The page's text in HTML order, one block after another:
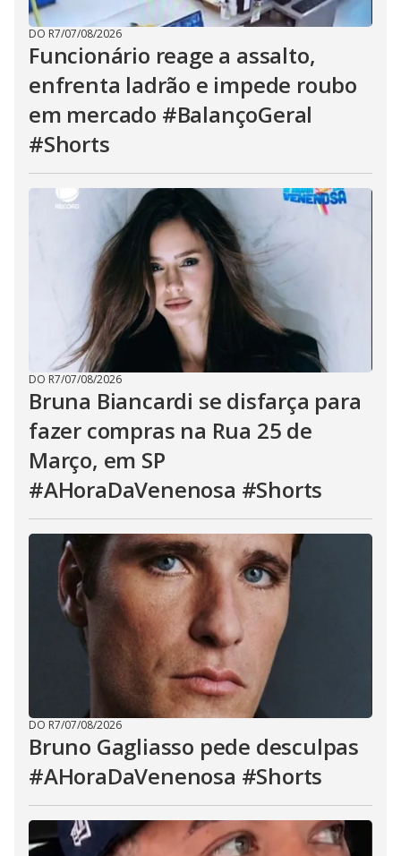
DO R7/07/08/2026
Funcionário reage a assalto,
enfrenta ladrão e impede roubo
em mercado #BalançoGeral
#Shorts
DO R7/07/08/2026
Bruna Biancardi se disfarça para
fazer compras na Rua 25 de
Março, em SP
#AHoraDaVenenosa #Shorts
DO R7/07/08/2026
Bruno Gagliasso pede desculpas
#AHoraDaVenenosa #Shorts